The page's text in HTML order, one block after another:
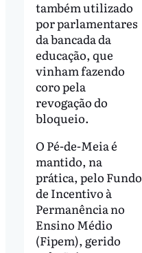
também utilizado
por parlamentares
da bancada da
educação, que
vinham fazendo
coro pela
revogação do
bloqueio.
O Pé-de-Meia é
mantido, na
prática, pelo Fundo
de Incentivo à
Permanência no
Ensino Médio
(Fipem), gerido